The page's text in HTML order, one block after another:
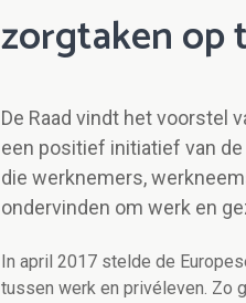
zorgtaken op
De Raad vindt het voorstel
een positief initiatief van
die werknemers,
ondervinden om werk en
In april 2017 stelde de
tussen werk en privéleven. Zo